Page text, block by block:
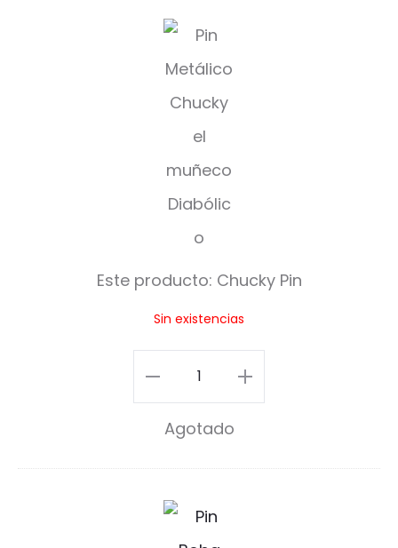
C
h
u
c
k
y
P
Este producto: Chucky Pin
Sin existencias
Chucky
Pin
cantidad
Agotado
B
o